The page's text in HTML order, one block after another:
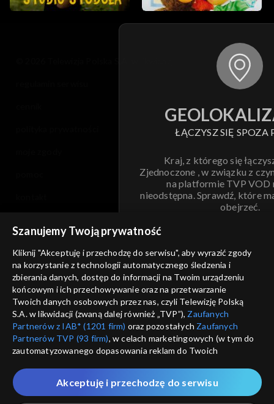
ŁĄCZYSZ SIĘ SPOZA
Kraj, z którego się
Zjednoczone , w związku z
na platformie TVP VOD
nieodstępna. Sprawdź, które
obejrzeć.
ANULUJ
informacje o dostawcy usług
Szanujemy Twoją prywatność
Kliknij "Akceptuję i przechodzę do serwisu", aby wyrazić zgody
na korzystanie z technologii automatycznego śledzenia i
zbierania danych, dostęp do informacji na Twoim urządzeniu
końcowym i ich przechowywanie oraz na przetwarzanie
Twoich danych osobowych przez nas, czyli Telewizję Polską
S.A. w likwidacji (zwaną dalej również „TVP”), Zaufanych
Partnerów z IAB* (1201 firm) oraz pozostałych Zaufanych
Partnerów TVP (93 firm), w celach marketingowych (w tym do
zautomatyzowanego dopasowania reklam do Twoich
które wskazujemy poniżej, a także zgody na udostępnianie
przez nas identyfikatora PPID do Google.
Akceptuję i przechodzę do serwisu